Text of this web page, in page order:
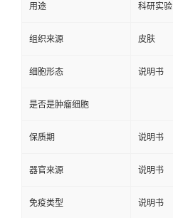
用途 科研实验
组织来源 皮肤
细胞形态 说明书
是否是肿瘤细胞
保质期 说明书
器官来源 说明书
免疫类型 说明书